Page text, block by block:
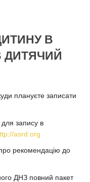
В
ДИТЯЧИЙ
плануєте записати
для запису в
asrd.org
про рекомендацію до
ДНЗ повний пакет